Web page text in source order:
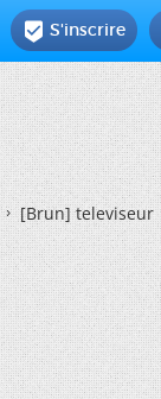
 S'inscrire
[Brun]televiseur